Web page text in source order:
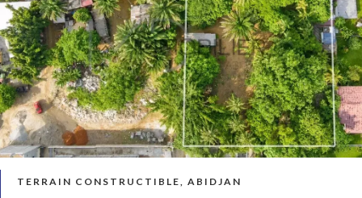
TERRAIN CONSTRUCTIBLE, ABIDJAN